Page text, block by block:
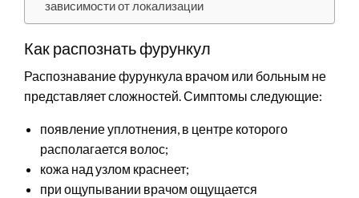
зависимости от локализации
Как распознать фурункул
Распознавание фурункула врачом или больным не
представляет сложностей. Симптомы следующие:
появление уплотнения, в центре которого
располагается волос;
кожа над узлом краснеет;
при ощупывании врачом ощущается